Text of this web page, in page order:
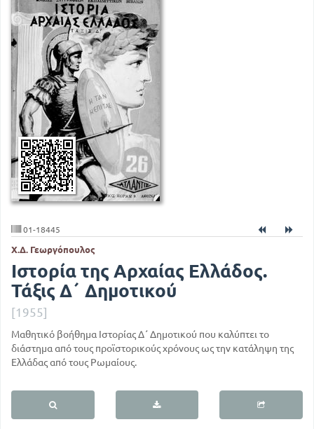
01-18445
Χ.Δ. Γεωργόπουλος
Ιστορία της Αρχαίας Ελλάδος.
Τάξις Δ΄ Δημοτικού
[1955]
Μαθητικό βοήθημα Ιστορίας Δ΄ Δημοτικού που καλύπτει το
διάστημα από τους προϊστορικούς χρόνους ως την κατάληψη της
Ελλάδας από τους Ρωμαίους.